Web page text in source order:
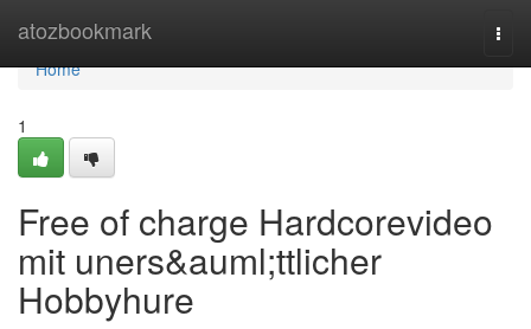
atozbookmark
Home
Home
1
Free of charge Hardcorevideo
mit uners&auml;ttlicher
Hobbyhure